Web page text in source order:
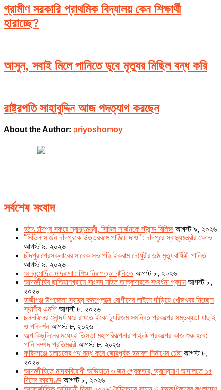
গ্রামীণ সরকারি প্রাথমিক বিদ্যালয় কেন শিক্ষার্থী
হারাচ্ছে?
আসুন, সবাই মিলে পানিতে ডুবে মৃত্যুর মিছিল বন্ধ করি
রাষ্ট্রপতি সাহাবুদ্দিন আজ পদত্যাগ করছেন
About the Author: priyoshomoy
সর্বশেষ সংবাদ
হঠাৎ চাঁদপুর সফরে স্বাস্থ্যমন্ত্রী, সিভিল সার্জনকে স্ট্যান্ড রিলিজ আগস্ট ৯, ২০২৬
“সিভিল সার্জন চাঁদপুরকে উত্তরবঙ্গে পাঠিয়ে দাও” : চাঁদপুরে স্বাস্থ্যমন্ত্রীর ক্ষোভ
আগস্ট ৯, ২০২৬
চাঁদপুর প্রেসক্লাবের সাবেক সভাপতি ইকরাম চৌধুরীর ৬ষ্ঠ মৃত্যুবার্ষিকী পালিত
আগস্ট ৯, ২০২৬
অননুমোদিত মাদরাসা : শিশু নিরাপত্তা ঝুঁকিতে আগস্ট ৮, ২০২৬
আদমদীঘির ছাতিয়ানগ্রামে সাংসদ মহিত তালুকদারকে সংবর্ধনা প্রদান আগস্ট ৮,
২০২৬
হাজীগঞ্জ উপজেলা স্বাস্থ্য কমপ্লেক্সে রোগীদের লাইনে দাঁড়িয়ে খোঁজখবর নিচ্ছেন
স্থানীয় এমপি আগস্ট ৮, ২০২৬
চলনবিলের সৌন্দর্য ধরে রাখতে ইকো ট্যুরিজম সমন্বিত প্রকল্পের সম্ভব্যতা যাছাই
ও পরিদর্শন আগস্ট ৮, ২০২৬
অল্প কিছুদিনের মধ্যেই তিস্তা মহাপরিকল্পনার পাইলট প্রকল্পের কাজ শুরু হবে:
পানি সম্পদ প্রতিমন্ত্রী আগস্ট ৮, ২০২৬
ফরিদগঞ্জে চলাচলের পথ বন্ধ করে জোরপূর্বক ইমারত নির্মাণের চেষ্টা আগস্ট ৮,
২০২৬
আদমদীঘিতে মাদকবিরোধী অভিযানে ৩ জন গ্রেফতার, ভ্রাম্যমাণ আদালতে ১৫
দিনের কারাদণ্ড আগস্ট ৮, ২০২৬